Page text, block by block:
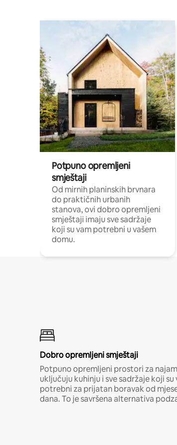
Potpuno opremljeni
smještaji
Od mirnih planinskih brvnara
do praktičnih urbanih
stanova, ovi dobro opremljeni
smještaji imaju sve sadržaje
koji su vam potrebni u vašem
domu.
Dobro opremljeni smještaji
Potpuno opremljeni prostori za najam
uključuju kuhinju i sve sadržaje koji su
potrebni za prijatan boravak od
dana. To je savršena alternativa